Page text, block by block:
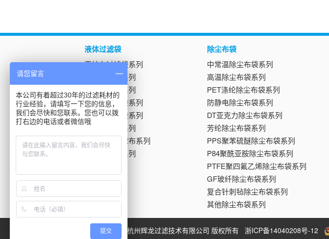
液体过滤袋
无纺布过滤袋系列
尼龙过滤袋系列
吸油过滤袋系列
不锈钢过滤袋系列
离心机过滤袋系列
抽滤器滤袋系列
板框压滤机滤布系列
电镀过滤袋系列
除尘布袋
中常温除尘布袋系列
高温除尘布袋系列
PET涤纶除尘布袋系列
防静电除尘布袋系列
DT亚克力除尘布袋系列
芳纶除尘布袋系列
PPS聚苯硫醚除尘布袋系列
P84聚酰亚胺除尘布袋系列
PTFE聚四氟乙烯除尘布袋系列
GF玻纤除尘布袋系列
复合针刺毡除尘布袋系列
其他除尘布袋系列
© 2014-2026 杭州辉龙过滤技术有限公司 版权所有 浙ICP备14040208号-12
请您留言
本公司有着超过30年的过滤耗材的
行业经验，请填写一下您的信息，
我们会尽快和您联系。您也可以拨
打右边的电话或者微信哦
提交